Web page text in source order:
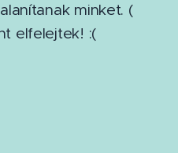
minket. (
elfelejtek! :(